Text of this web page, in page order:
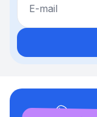
E-mail